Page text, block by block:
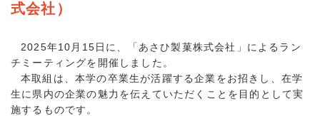
式会社）
2025年10月15日に、「あさひ製菓株式会社」によるラン
チミーティングを開催しました。
本取組は、本学の卒業生が活躍する企業をお招きし、在学
生に県内の企業の魅力を伝えていただくことを目的として実
施するものです。